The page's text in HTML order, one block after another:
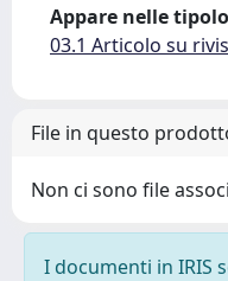
Appare nelle
03.1 Articolo su
File in questo
Non ci sono file
I documenti in IRIS